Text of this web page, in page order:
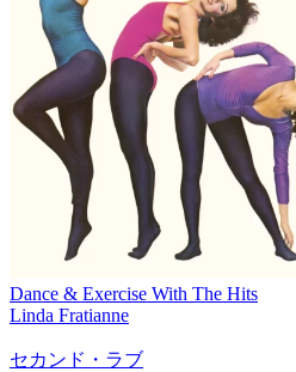
Dance & Exercise With The Hits
Linda Fratianne
セカンド・ラブ